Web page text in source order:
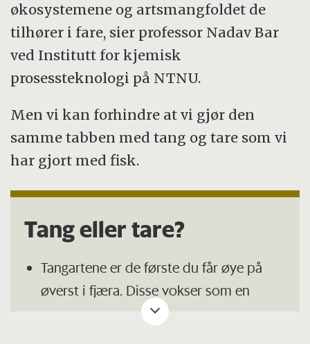
økosystemene og artsmangfoldet de
tilhører i fare, sier professor Nadav Bar
ved Institutt for kjemisk
prosessteknologi på NTNU.
Men vi kan forhindre at vi gjør den
samme tabben med tang og tare som vi
har gjort med fisk.
Tang eller tare?
Tangartene er de første du får øye på
øverst i fjæra. Disse vokser som en
blomst, med det nyeste ytterst mot